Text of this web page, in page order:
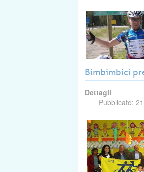
Bimbimbici
Dettagli
Pubblicato: